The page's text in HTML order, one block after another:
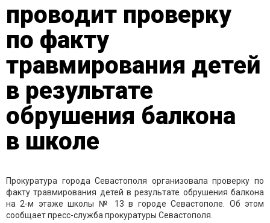
проводит проверку
по факту
травмирования детей
в результате
обрушения балкона
в школе
Прокуратура города Севастополя организовала проверку по
факту травмирования детей в результате обрушения балкона
на 2-м этаже школы № 13 в городе Севастополе. Об этом
сообщает пресс-служба прокуратуры Севастополя.